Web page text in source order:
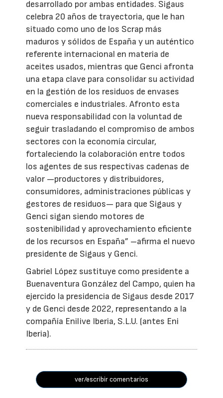
desarrollado por ambas entidades. Sigaus
celebra 20 años de trayectoria, que le han
situado como uno de los Scrap más
maduros y sólidos de España y un auténtico
referente internacional en materia de
aceites usados, mientras que Genci afronta
una etapa clave para consolidar su actividad
en la gestión de los residuos de envases
comerciales e industriales. Afronto esta
nueva responsabilidad con la voluntad de
seguir trasladando el compromiso de ambos
sectores con la economía circular,
fortaleciendo la colaboración entre todos
los agentes de sus respectivas cadenas de
valor —productores y distribuidores,
consumidores, administraciones públicas y
gestores de residuos— para que Sigaus y
Genci sigan siendo motores de
sostenibilidad y aprovechamiento eficiente
de los recursos en España” –afirma el nuevo
presidente de Sigaus y Genci.
Gabriel López sustituye como presidente a
Buenaventura González del Campo, quien ha
ejercido la presidencia de Sigaus desde 2017
y de Genci desde 2022, representando a la
compañía Enilive Iberia, S.L.U. (antes Eni
Iberia).
ver/escribir comentarios